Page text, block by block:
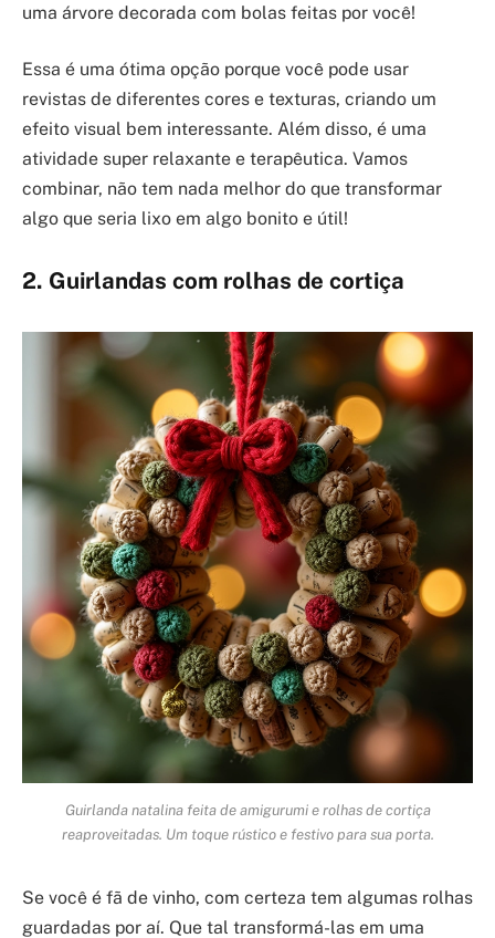
uma árvore decorada com bolas feitas por você!
Essa é uma ótima opção porque você pode usar
revistas de diferentes cores e texturas, criando um
efeito visual bem interessante. Além disso, é uma
atividade super relaxante e terapêutica. Vamos
combinar, não tem nada melhor do que transformar
algo que seria lixo em algo bonito e útil!
2. Guirlandas com rolhas de cortiça
Guirlanda natalina feita de amigurumi e rolhas de cortiça
reaproveitadas. Um toque rústico e festivo para sua porta.
Se você é fã de vinho, com certeza tem algumas rolhas
guardadas por aí. Que tal transformá-las em uma